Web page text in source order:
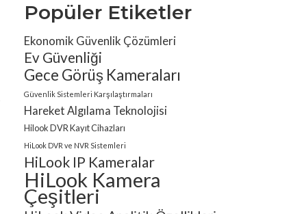
Popüler Etiketler
Ekonomik Güvenlik Çözümleri
Ev Güvenliği
Gece Görüş Kameraları
Güvenlik Sistemleri Karşılaştırmaları
Hareket Algılama Teknolojisi
Hilook DVR Kayıt Cihazları
HiLook DVR ve NVR Sistemleri
HiLook IP Kameralar
HiLook Kamera
Çeşitleri